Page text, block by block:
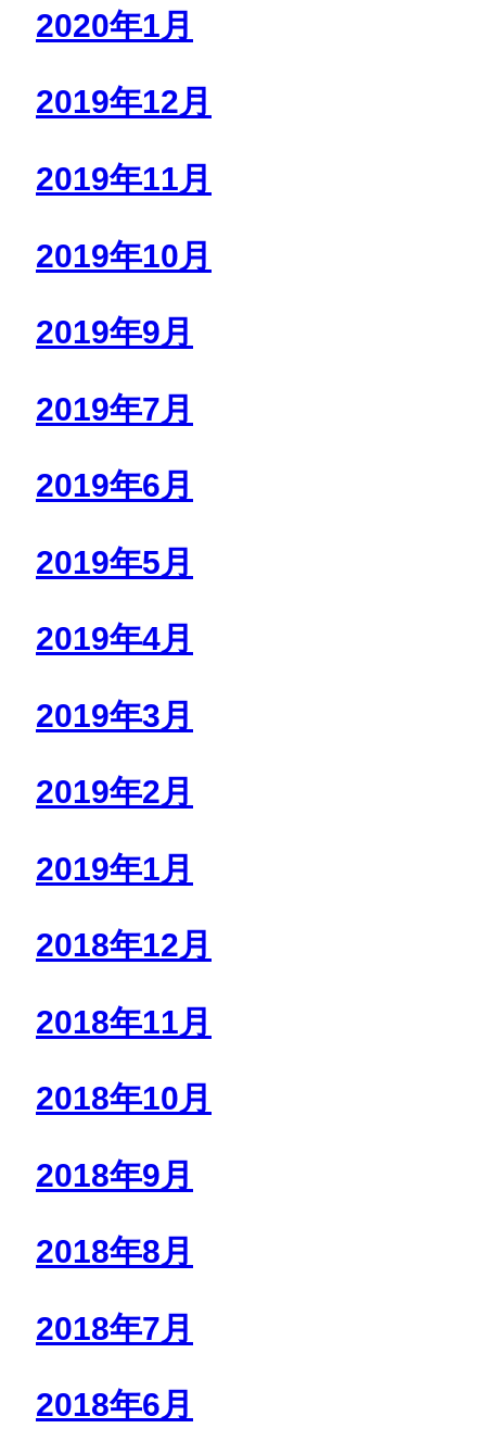
2020年1月
2019年12月
2019年11月
2019年10月
2019年9月
2019年7月
2019年6月
2019年5月
2019年4月
2019年3月
2019年2月
2019年1月
2018年12月
2018年11月
2018年10月
2018年9月
2018年8月
2018年7月
2018年6月